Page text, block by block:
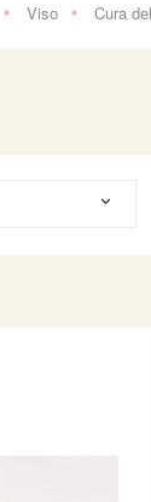
Viso Cura